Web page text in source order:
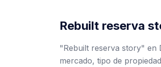
Rebuilt reserva
"Rebuilt reserva story" en
mercado, tipo de